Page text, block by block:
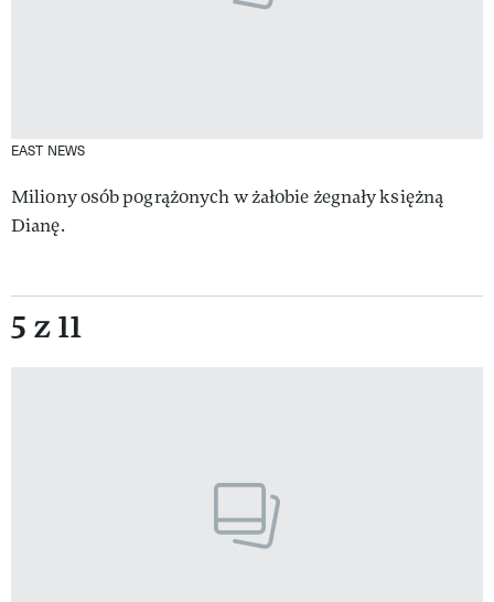
EAST NEWS
Miliony osób pogrążonych w żałobie żegnały księżną
Dianę.
5 z 11